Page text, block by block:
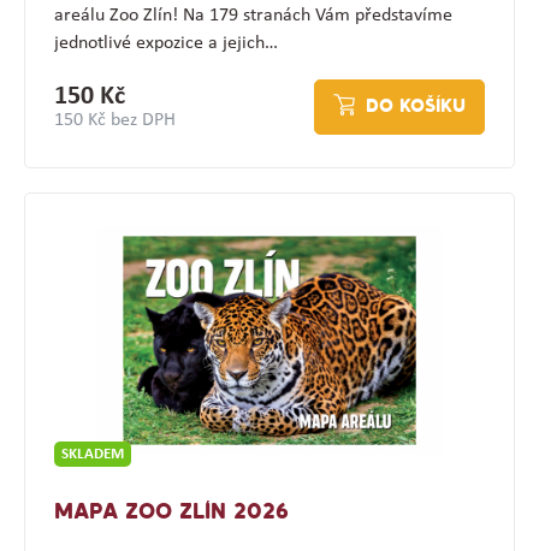
areálu Zoo Zlín! Na 179 stranách Vám představíme
jednotlivé expozice a jejich…
150 Kč
150 Kč bez DPH
DO KOŠÍKU
SKLADEM
MAPA ZOO ZLÍN 2026